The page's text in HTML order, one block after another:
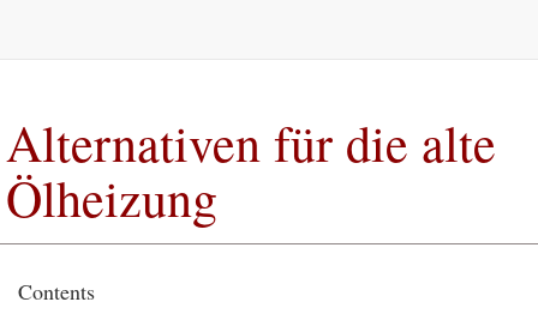
Alternativen für die alte
Ölheizung
Contents